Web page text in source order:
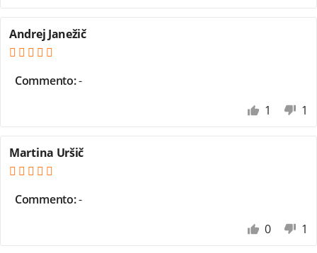
Andrej Janežič
Commento:-
1
1
Martina Uršič
Commento:-
0
1